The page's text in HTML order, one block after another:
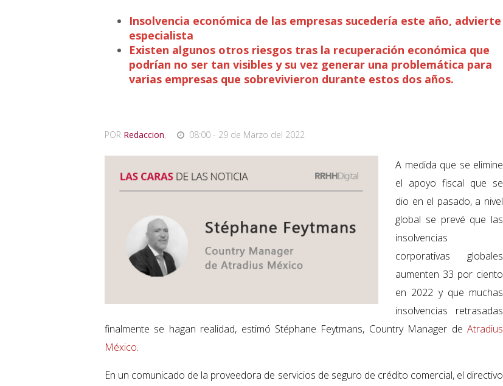
Insolvencia económica de las empresas sucedería este año, advierte
especialista
Existen algunos otros riesgos tras la recuperación económica que
podrían no ser tan visibles y su vez generar una problemática para
varias empresas que sobrevivieron durante estos dos años.
POR Redaccion, 08:00 - 29 de Marzo del 2022
A medida que se elimine
el apoyo fiscal que se
dio en el pasado, a nivel
global se prevé que las
insolvencias
corporativas globales
aumenten 33 por ciento
en 2022 y que muchas
insolvencias retrasadas
finalmente se hagan realidad, estimó Stéphane Feytmans, Country Manager de Atradius
México.
En un comunicado de la proveedora de servicios de seguro de crédito comercial, el directivo